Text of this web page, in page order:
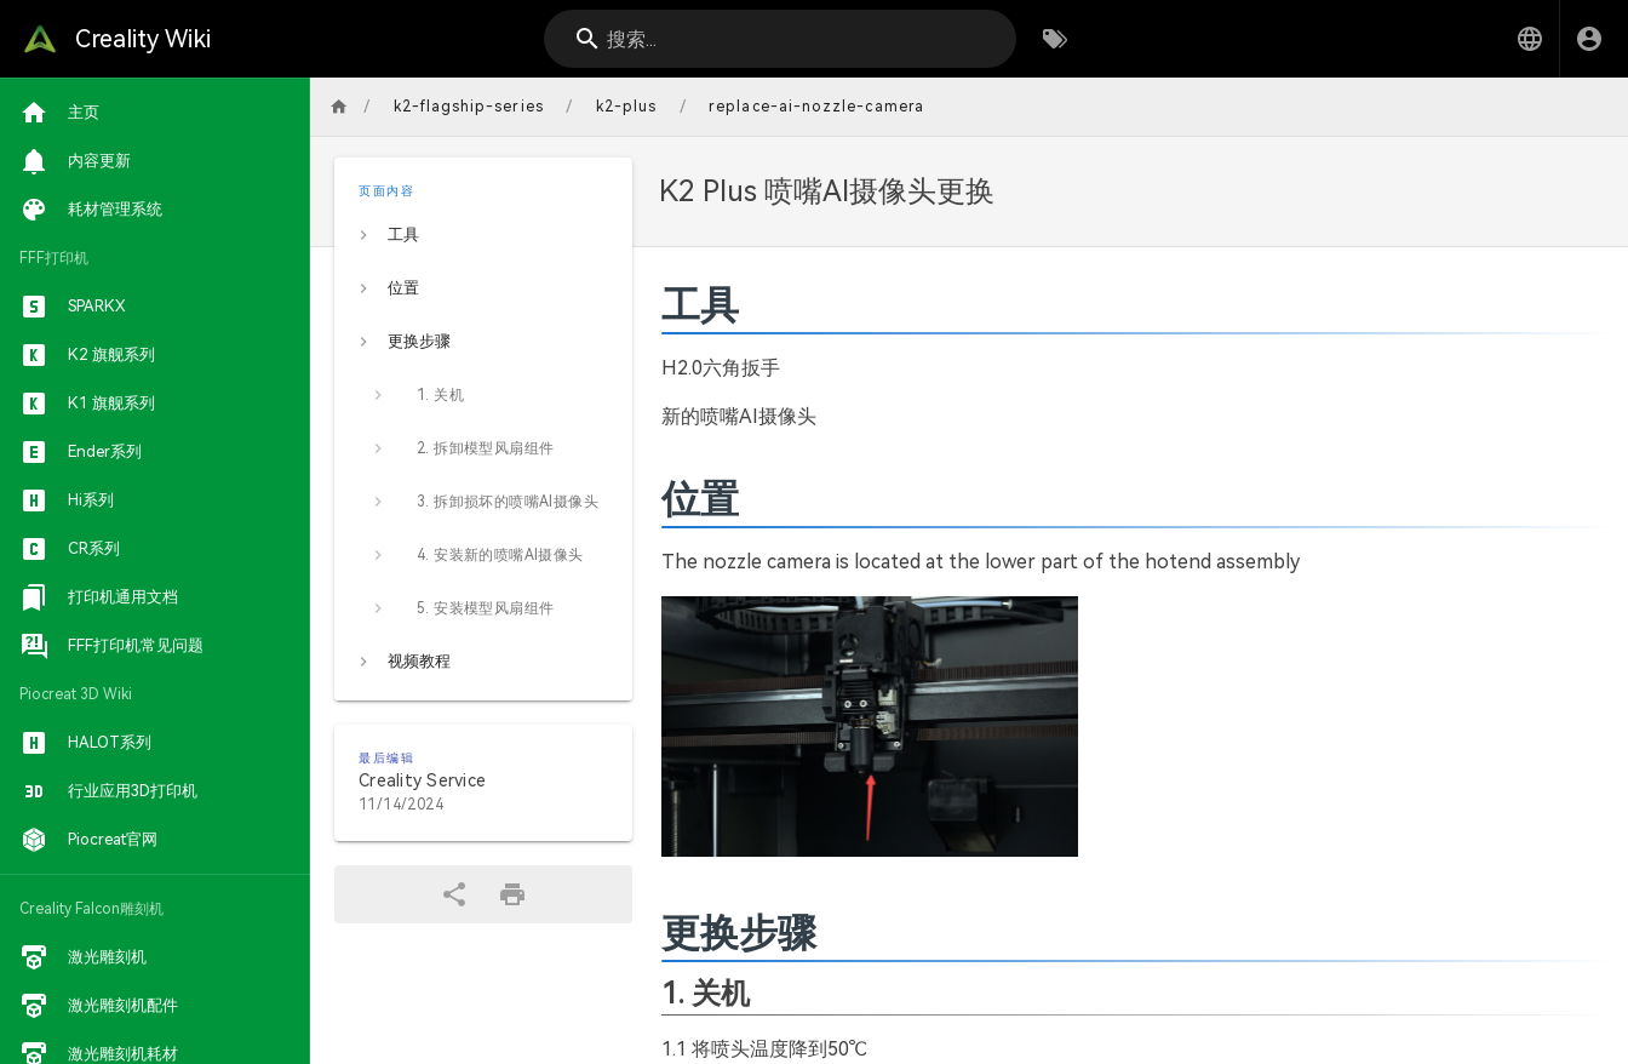
Creality Wiki 搜索...
主页
内容更新
耗材管理系统
FFF打印机
SPARKX
K2 旗舰系列
K1 旗舰系列
Ender系列
Hi系列
CR系列
打印机通用文档
FFF打印机常见问题
Piocreat 3D Wiki
HALOT系列
行业应用3D打印机
Piocreat官网
Creality Falcon雕刻机
激光雕刻机
激光雕刻机配件
激光雕刻机耗材
/ k2-flagship-series / k2-plus / replace-ai-nozzle-camera
K2 Plus 喷嘴AI摄像头更换
页面内容
工具
位置
更换步骤
1. 关机
2. 拆卸模型风扇组件
3. 拆卸损坏的喷嘴AI摄像头
4. 安装新的喷嘴AI摄像头
5. 安装模型风扇组件
视频教程
最后编辑
Creality Service
11/14/2024
工具
H2.0六角扳手
新的喷嘴AI摄像头
位置
The nozzle camera is located at the lower part of the hotend assembly
更换步骤
1. 关机
1.1 将喷头温度降到50℃